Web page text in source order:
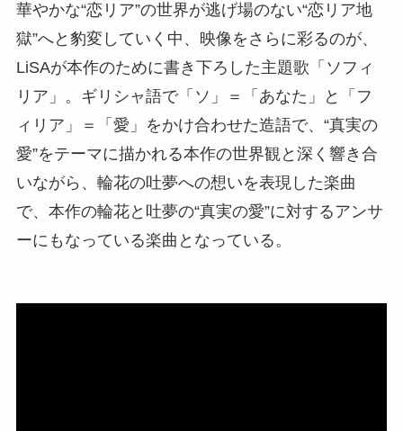
華やかな“恋リア”の世界が逃げ場のない“恋リア地
獄”へと豹変していく中、映像をさらに彩るのが、
LiSAが本作のために書き下ろした主題歌「ソフィ
リア」。ギリシャ語で「ソ」＝「あなた」と「フ
ィリア」＝「愛」をかけ合わせた造語で、“真実の
愛”をテーマに描かれる本作の世界観と深く響き合
いながら、輪花の吐夢への想いを表現した楽曲
で、本作の輪花と吐夢の“真実の愛”に対するアンサ
ーにもなっている楽曲となっている。